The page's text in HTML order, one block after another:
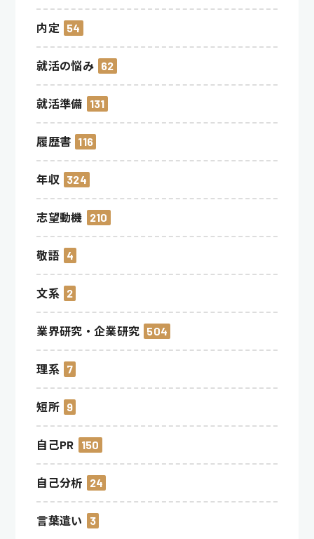
内定 54
就活の悩み 62
就活準備 131
履歴書 116
年収 324
志望動機 210
敬語 4
文系 2
業界研究・企業研究 504
理系 7
短所 9
自己PR 150
自己分析 24
言葉遣い 3